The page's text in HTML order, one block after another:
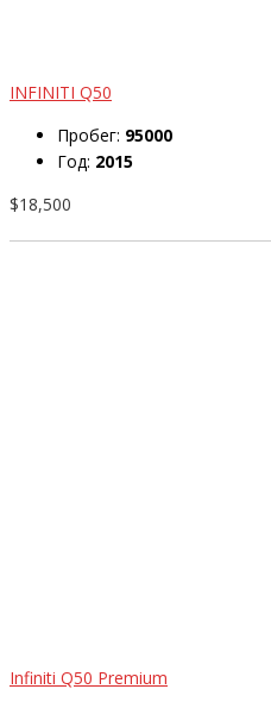
INFINITI Q50
Пробег: 95000
Год: 2015
$18,500
Infiniti Q50 Premium